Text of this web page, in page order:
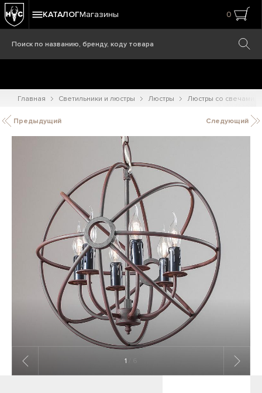
КАТАЛОГМагазины 0
Главная Светильники и люстры Люстры Люстры со свечами
Предыдущий Следующий
1